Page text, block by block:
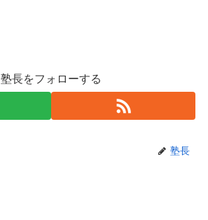
塾長をフォローする
塾長